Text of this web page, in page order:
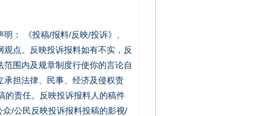
： 《投稿/报料/反映/投诉》、
点。反映投诉报料如有不实，反
围内及规章制度行使你的言论自
担法律、民事、经济及侵权责
的责任。反映投诉报料人的稿件
/公民反映投诉报料投稿的影视/